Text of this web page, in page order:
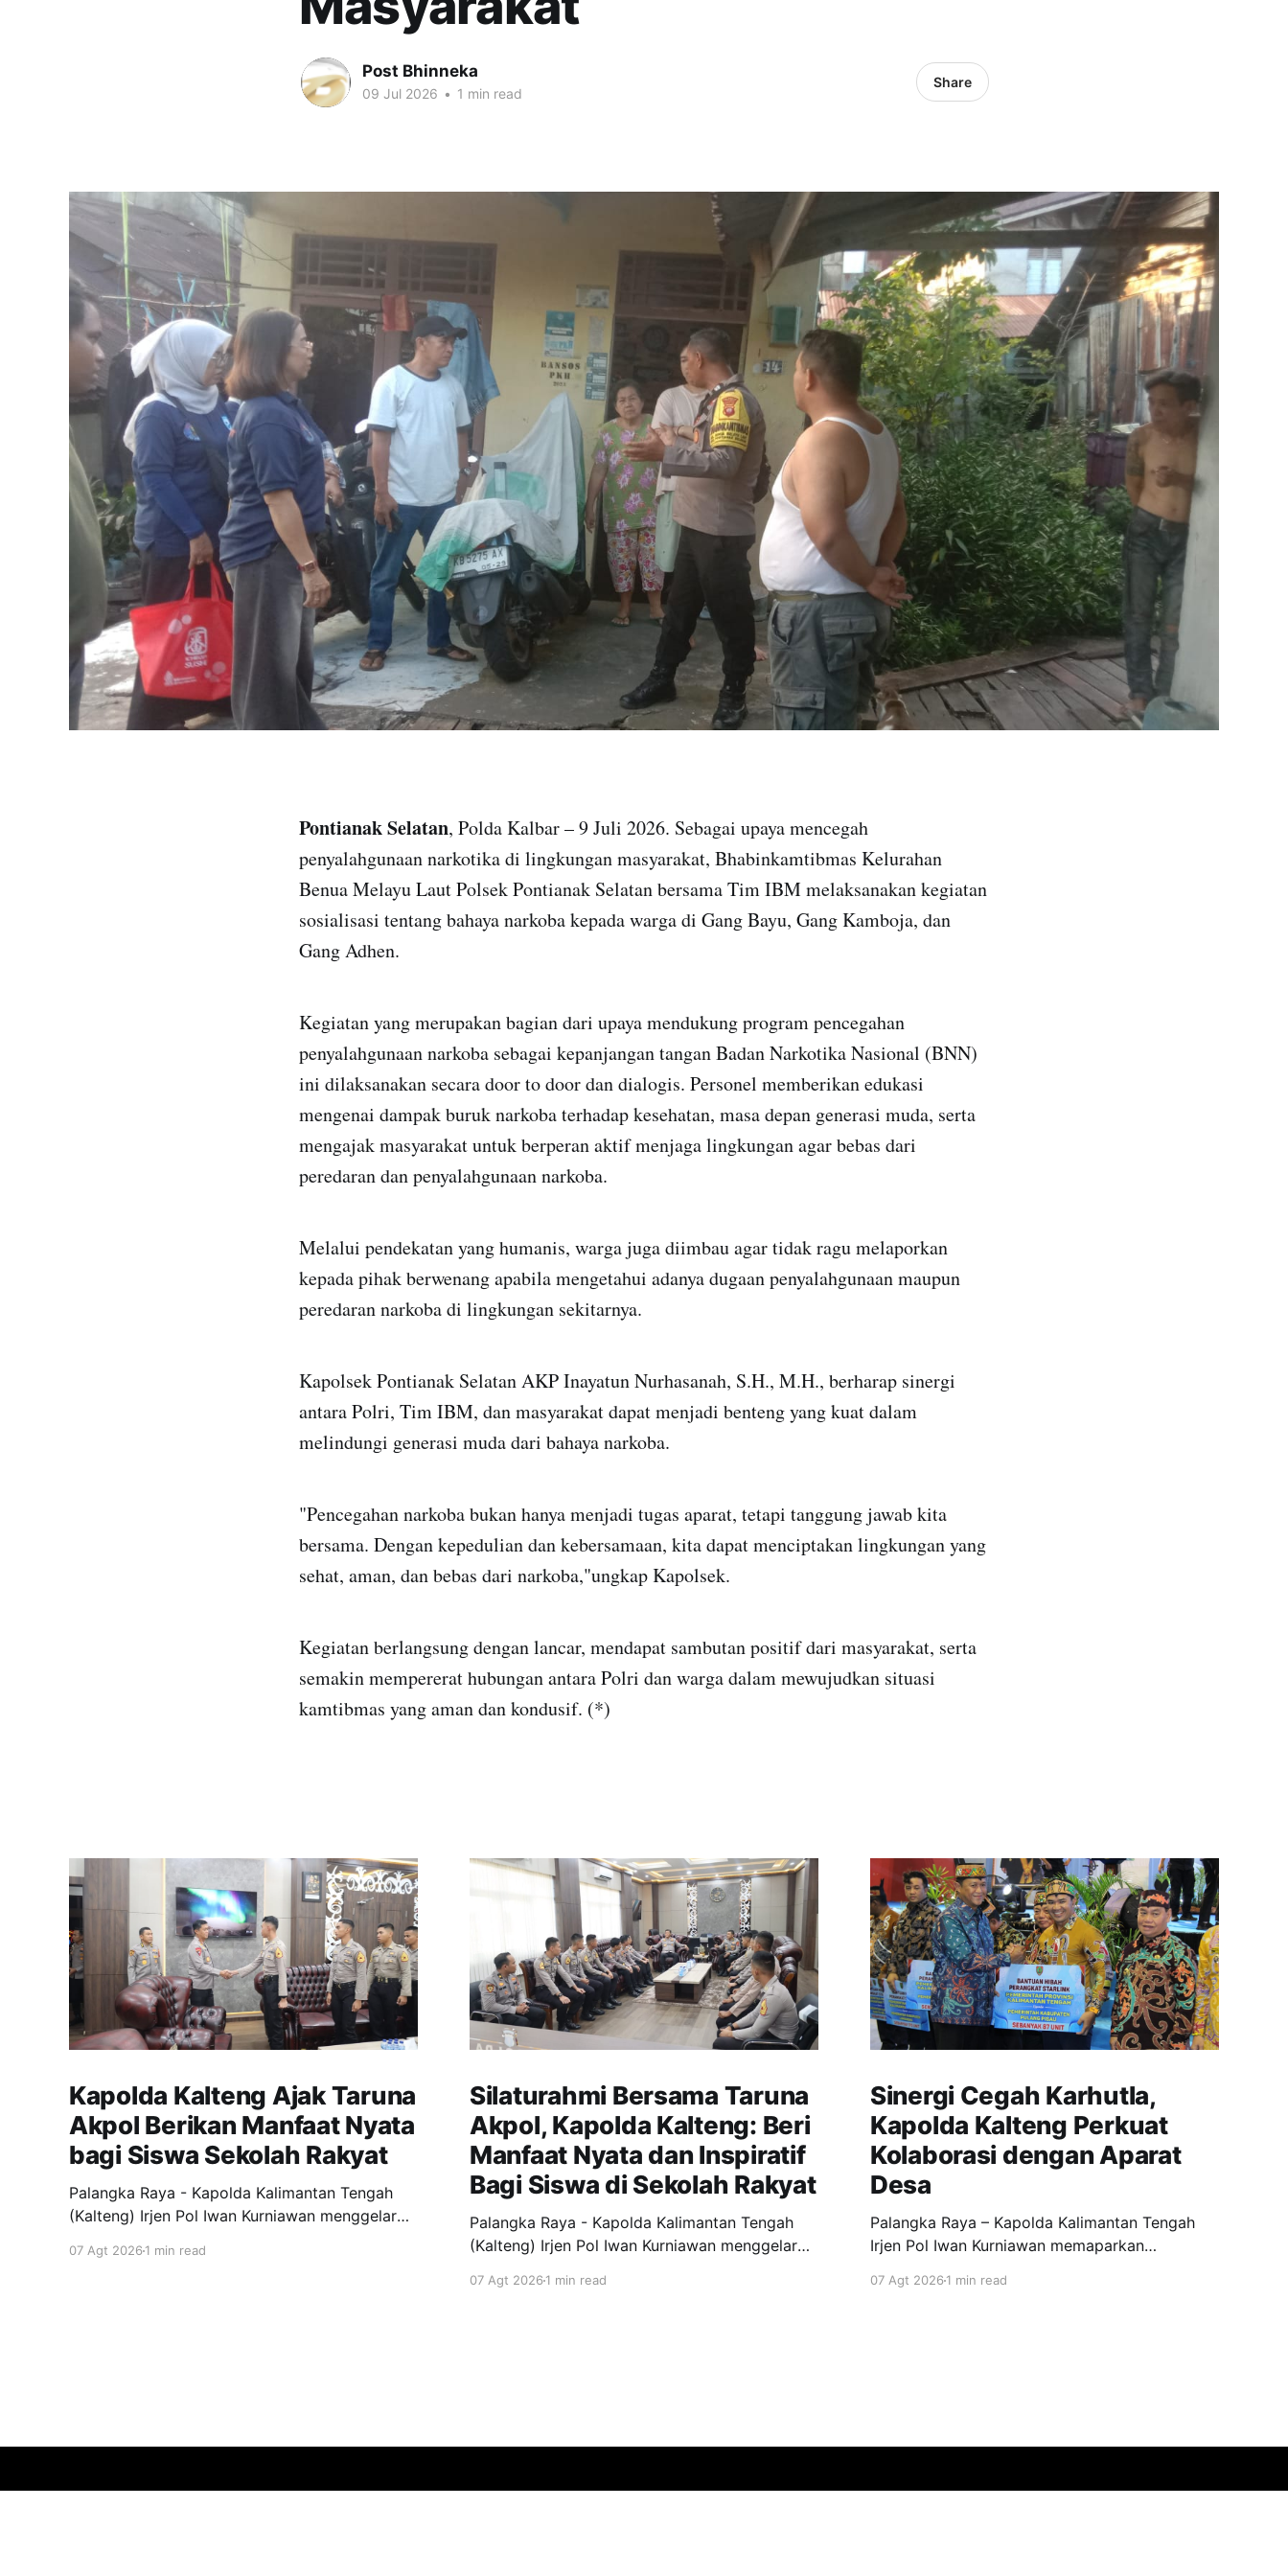
Post Bhinneka
09 Jul 2026 • 1 min read
Share
Pontianak Selatan, Polda Kalbar – 9 Juli 2026. Sebagai upaya mencegah
penyalahgunaan narkotika di lingkungan masyarakat, Bhabinkamtibmas Kelurahan
Benua Melayu Laut Polsek Pontianak Selatan bersama Tim IBM melaksanakan kegiatan
sosialisasi tentang bahaya narkoba kepada warga di Gang Bayu, Gang Kamboja, dan
Gang Adhen.
Kegiatan yang merupakan bagian dari upaya mendukung program pencegahan
penyalahgunaan narkoba sebagai kepanjangan tangan Badan Narkotika Nasional (BNN)
ini dilaksanakan secara door to door dan dialogis. Personel memberikan edukasi
mengenai dampak buruk narkoba terhadap kesehatan, masa depan generasi muda, serta
mengajak masyarakat untuk berperan aktif menjaga lingkungan agar bebas dari
peredaran dan penyalahgunaan narkoba.
Melalui pendekatan yang humanis, warga juga diimbau agar tidak ragu melaporkan
kepada pihak berwenang apabila mengetahui adanya dugaan penyalahgunaan maupun
peredaran narkoba di lingkungan sekitarnya.
Kapolsek Pontianak Selatan AKP Inayatun Nurhasanah, S.H., M.H., berharap sinergi
antara Polri, Tim IBM, dan masyarakat dapat menjadi benteng yang kuat dalam
melindungi generasi muda dari bahaya narkoba.
"Pencegahan narkoba bukan hanya menjadi tugas aparat, tetapi tanggung jawab kita
bersama. Dengan kepedulian dan kebersamaan, kita dapat menciptakan lingkungan yang
sehat, aman, dan bebas dari narkoba,"ungkap Kapolsek.
Kegiatan berlangsung dengan lancar, mendapat sambutan positif dari masyarakat, serta
semakin mempererat hubungan antara Polri dan warga dalam mewujudkan situasi
kamtibmas yang aman dan kondusif. (*)
Kapolda Kalteng Ajak Taruna
Akpol Berikan Manfaat Nyata
bagi Siswa Sekolah Rakyat
Palangka Raya - Kapolda Kalimantan Tengah
(Kalteng) Irjen Pol Iwan Kurniawan menggelar
Kepolisian tingkat IV bertempat di ruang
07 Agt 2026 1 min read
Silaturahmi Bersama Taruna
Akpol, Kapolda Kalteng: Beri
Manfaat Nyata dan Inspiratif
Bagi Siswa di Sekolah Rakyat
Palangka Raya - Kapolda Kalimantan Tengah
(Kalteng) Irjen Pol Iwan Kurniawan menggelar
Kepolisian tingkat IV bertempat di ruang
07 Agt 20261 min read
Sinergi Cegah Karhutla,
Kapolda Kalteng Perkuat
Kolaborasi dengan Aparat
Desa
Palangka Raya – Kapolda Kalimantan Tengah
Irjen Pol Iwan Kurniawan memaparkan
dan lahan (karhutla) di Kalimantan Tengah
07 Agt 20261 min read